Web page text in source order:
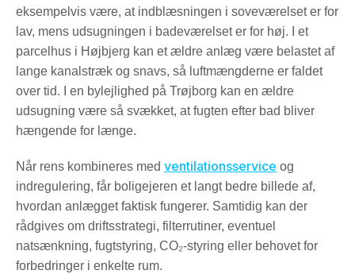
eksempelvis være, at indblæsningen i soveværelset er for
lav, mens udsugningen i badeværelset er for høj. I et
parcelhus i Højbjerg kan et ældre anlæg være belastet af
lange kanalstræk og snavs, så luftmængderne er faldet
over tid. I en bylejlighed på Trøjborg kan en ældre
udsugning være så svækket, at fugten efter bad bliver
hængende for længe.
Når rens kombineres med ventilationsservice og
indregulering, får boligejeren et langt bedre billede af,
hvordan anlægget faktisk fungerer. Samtidig kan der
rådgives om driftsstrategi, filterrutiner, eventuel
natsænkning, fugtstyring, CO₂-styring eller behovet for
forbedringer i enkelte rum.